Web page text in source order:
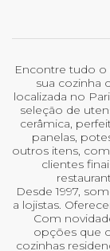
Encontre tudo o
sua cozinha
localizada no
seleção de
cerâmica,
panelas,
outros itens,
clientes
Desde 1997,
a lojistas.
Com
opções que
cozinhas